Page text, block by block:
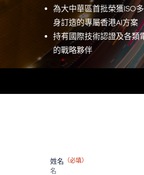
為大中華區首批榮獲ISO
身訂造的專屬香港AI方案
持有國際技術認證及各類
的戰略夥伴
姓名 （必填）
名